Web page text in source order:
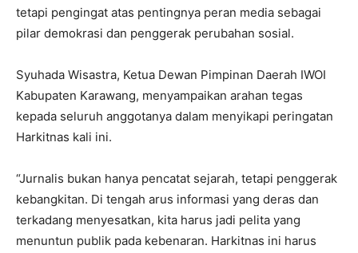
tetapi pengingat atas pentingnya peran media sebagai
pilar demokrasi dan penggerak perubahan sosial.
Syuhada Wisastra, Ketua Dewan Pimpinan Daerah IWOI
Kabupaten Karawang, menyampaikan arahan tegas
kepada seluruh anggotanya dalam menyikapi peringatan
Harkitnas kali ini.
“Jurnalis bukan hanya pencatat sejarah, tetapi penggerak
kebangkitan. Di tengah arus informasi yang deras dan
terkadang menyesatkan, kita harus jadi pelita yang
menuntun publik pada kebenaran. Harkitnas ini harus